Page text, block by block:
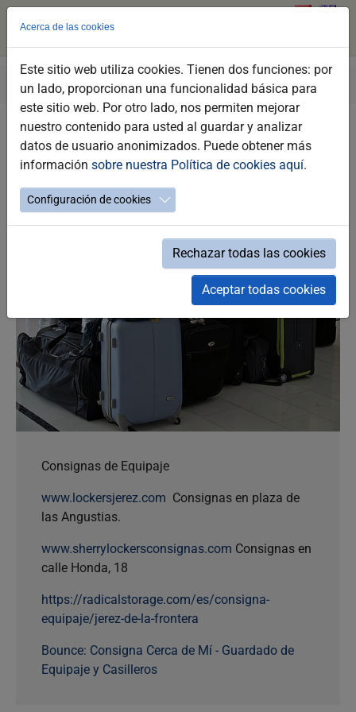
Saltar
contenido
principal
Estás
aquí:
Turismo Jerez Organiza Tu Viaje Consigna
Consigna
Consignas de Equipaje
www.lockersjerez.com Consignas en plaza de
las Angustias.
www.sherrylockersconsignas.com Consignas en
calle Honda, 18
https://radicalstorage.com/es/consigna-
equipaje/jerez-de-la-frontera
Bounce: Consigna Cerca de Mí - Guardado de
Equipaje y Casilleros
Acerca de las cookies
Este sitio web utiliza cookies. Tienen dos funciones: por
un lado, proporcionan una funcionalidad básica para
este sitio web. Por otro lado, nos permiten mejorar
nuestro contenido para usted al guardar y analizar
datos de usuario anonimizados. Puede obtener más
información sobre nuestra Política de cookies aquí.
Configuración de cookies
Rechazar todas las cookies
Aceptar todas cookies